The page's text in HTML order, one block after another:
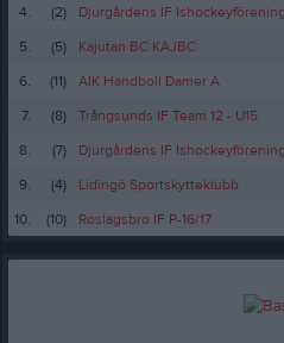
4.
(2)
Djurgårdens IF
5.
(5)
Kajutan BC KAJBC
6.
(11)
AIK Handboll Damer A
7.
(8)
Trångsunds IF Team 12 - U15
8.
(7)
Djurgårdens IF
9.
(4)
Lidingö Sportskytteklubb
10.
(10) Roslagsbro IF P-16/17